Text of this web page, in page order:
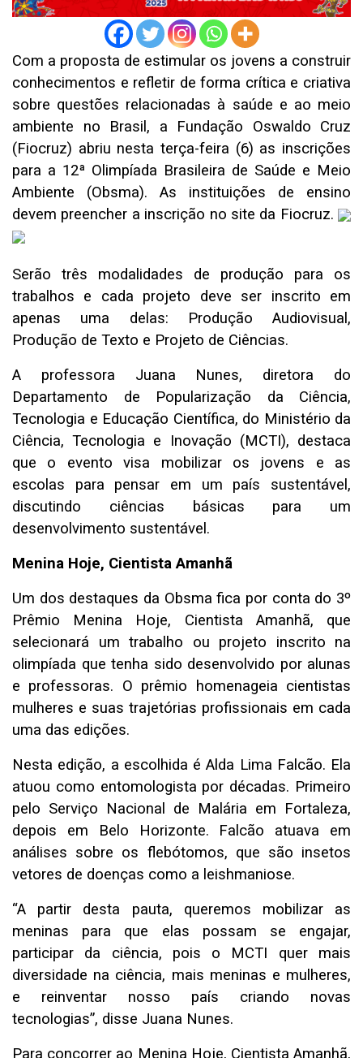
Com a proposta de estimular os jovens a construir
conhecimentos e refletir de forma crítica e criativa
sobre questões relacionadas à saúde e ao meio
ambiente no Brasil, a Fundação Oswaldo Cruz
(Fiocruz) abriu nesta terça-feira (6) as inscrições
para a 12ª Olimpíada Brasileira de Saúde e Meio
Ambiente (Obsma). As instituições de ensino
devem preencher a inscrição no site da Fiocruz.
Serão três modalidades de produção para os
trabalhos e cada projeto deve ser inscrito em
apenas uma delas: Produção Audiovisual,
Produção de Texto e Projeto de Ciências.
A professora Juana Nunes, diretora do
Departamento de Popularização da Ciência,
Tecnologia e Educação Científica, do Ministério da
Ciência, Tecnologia e Inovação (MCTI), destaca
que o evento visa mobilizar os jovens e as
escolas para pensar em um país sustentável,
discutindo ciências básicas para um
desenvolvimento sustentável.
Menina Hoje, Cientista Amanhã
Um dos destaques da Obsma fica por conta do 3º
Prêmio Menina Hoje, Cientista Amanhã, que
selecionará um trabalho ou projeto inscrito na
olimpíada que tenha sido desenvolvido por alunas
e professoras. O prêmio homenageia cientistas
mulheres e suas trajetórias profissionais em cada
uma das edições.
Nesta edição, a escolhida é Alda Lima Falcão. Ela
atuou como entomologista por décadas. Primeiro
pelo Serviço Nacional de Malária em Fortaleza,
depois em Belo Horizonte. Falcão atuava em
análises sobre os flebótomos, que são insetos
vetores de doenças como a leishmaniose.
“A partir desta pauta, queremos mobilizar as
meninas para que elas possam se engajar,
participar da ciência, pois o MCTI quer mais
diversidade na ciência, mais meninas e mulheres,
e reinventar nosso país criando novas
tecnologias”, disse Juana Nunes.
Para concorrer ao Menina Hoje, Cientista Amanhã,